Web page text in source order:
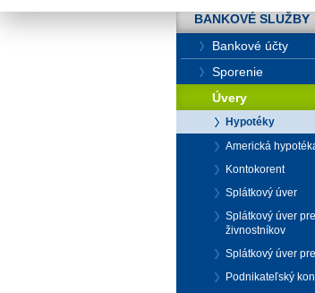
BANKOVÉ SLUŽBY
Bankové účty
Sporenie
Úvery
Hypotéky
Americká
Kontokorent
Splátkový úver
Splátkový úver pre
živnostníkov
Splátkový úver
Podnikateľský